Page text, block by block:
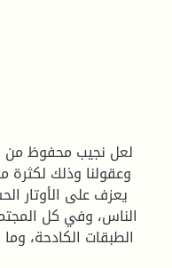
لعل نجيب محفوظ من
وعقولنا وذلك لكثرة
يعزف على الأوتار
الناس، وفي كل
الطبقات الكادحة،